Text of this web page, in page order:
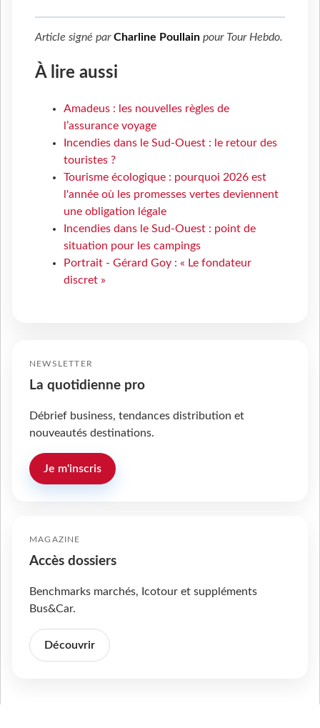
Article signé parCharline Poullain pour Tour Hebdo.
À lire aussi
Amadeus : les nouvelles règles de
l’assurance voyage
Incendies dans le Sud-Ouest : le retour des
touristes ?
Tourisme écologique : pourquoi 2026 est
l'année où les promesses vertes deviennent
une obligation légale
Incendies dans le Sud-Ouest : point de
situation pour les campings
Portrait - Gérard Goy : « Le fondateur
discret »
NEWSLETTER
La quotidienne pro
Débrief business, tendances distribution et
nouveautés destinations.
Je m'inscris
MAGAZINE
Accès dossiers
Benchmarks marchés, Icotour et suppléments
Bus&Car.
Découvrir